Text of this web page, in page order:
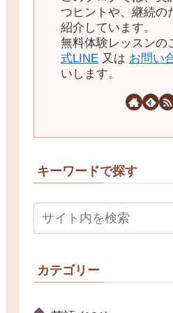
つヒントや、継続の
紹介しています。
無料体験レッスンの
式LINE 又は お問い
いします。
キーワードで探す
カテゴリー